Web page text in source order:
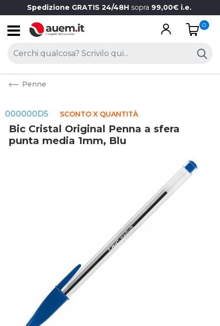
Spedizione GRATIS 24/48H sopra 99,00€ i.e.
Open
0
Penne
000000D5 SCONTO X QUANTITÀ
Bic Cristal Original Penna a sfera
punta media 1mm, Blu